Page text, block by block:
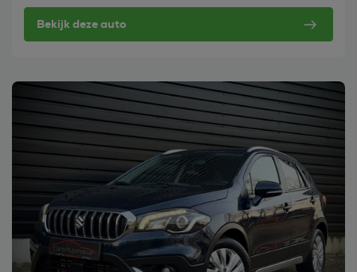
Bekijk deze auto
Bekijk deze auto